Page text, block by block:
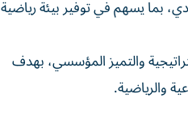
بما يسهم في توفير بيئة رياضية
والتميز المؤسسي، بهدف
والرياضية.